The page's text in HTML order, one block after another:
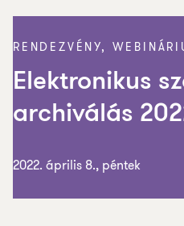
RENDEZVÉNY,
Elektronikus
archiválás
2022. április 8., péntek